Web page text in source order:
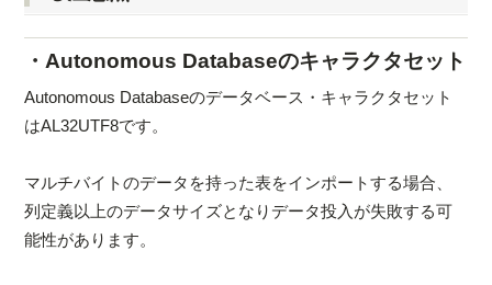
・Autonomous Databaseのキャラクタセット
Autonomous Databaseのデータベース・キャラクタセット
はAL32UTF8です。
マルチバイトのデータを持った表をインポートする場合、
列定義以上のデータサイズとなりデータ投入が失敗する可
能性があります。